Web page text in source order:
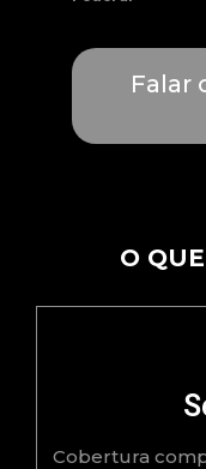
Falar
O
Cobertura